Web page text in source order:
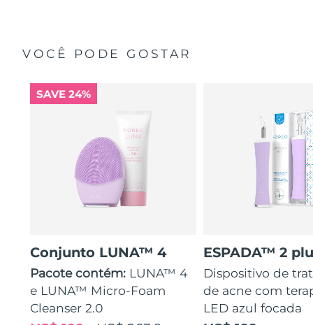
VOCÊ PODE GOSTAR
SAVE 24%
Conjunto LUNA™ 4
Pacote contém: LUNA™ 4
e LUNA™ Micro-Foam
Cleanser 2.0
ESPADA™ 2
Dispositivo de
de acne com
LED azul focada